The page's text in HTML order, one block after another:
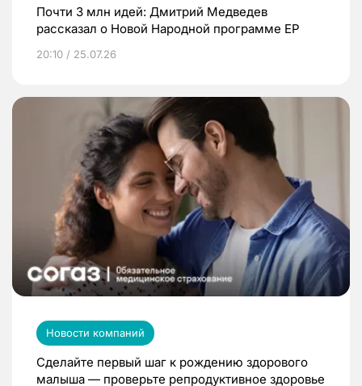
Почти 3 млн идей: Дмитрий Медведев
рассказал о Новой Народной программе ЕР
20:10 / 25.07.26
Новости компаний
Сделайте первый шаг к рождению здорового
малыша — проверьте репродуктивное здоровье